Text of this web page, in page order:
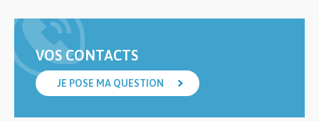
VOS CONTACTS
JE POSE MA QUESTION